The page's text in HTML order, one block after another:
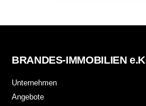
BRANDES-IMMOBILIEN e.K
Unternehmen
Angebote